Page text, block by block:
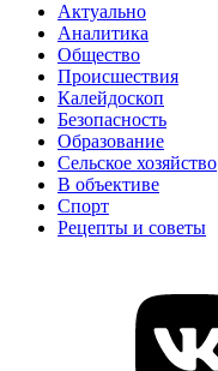
Актуально
Аналитика
Общество
Происшествия
Калейдоскоп
Безопасность
Образование
Сельское хозяйство
В объективе
Спорт
Рецепты и советы